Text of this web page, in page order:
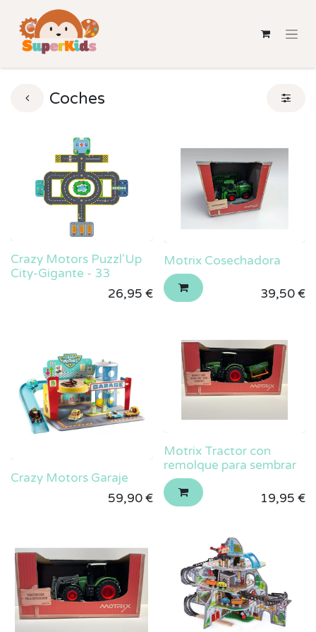
Coches
Crazy Motors Puzzl'Up
City-Gigante - 33
26,95 €
Motrix Cosechadora
39,50€
Crazy Motors Garaje
59,90€
Motrix Tractor con
remolque para sembrar
19,95 €